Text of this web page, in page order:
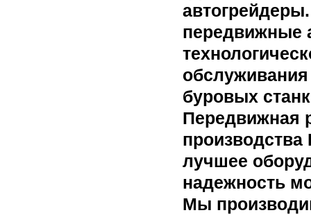
передвижные
буровых
Передвижная
лучшее
надежность
Мы